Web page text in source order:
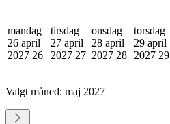
mandag
26 april
2027 26
tirsdag
27 april
2027 27
onsdag
28 april
2027 28
torsdag
29 april
2027 29
Valgt måned: maj 2027